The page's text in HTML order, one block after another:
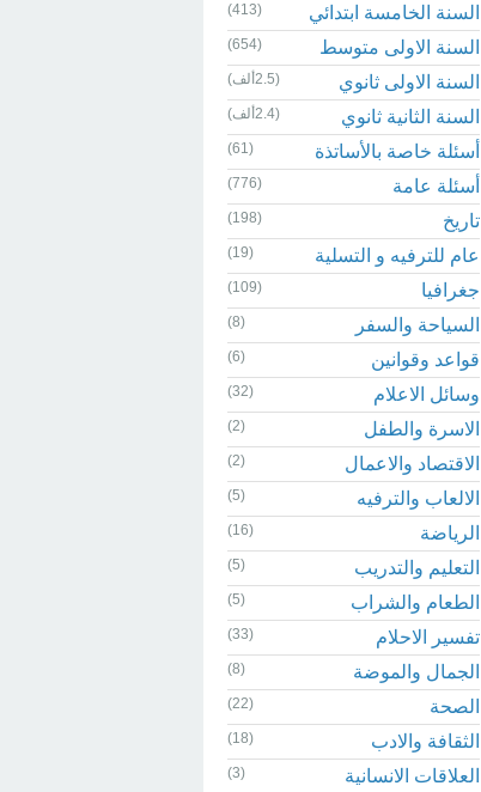
السنة الخامسة ابتدائي (413)
السنة الاولى متوسط (654)
السنة الاولى ثانوي (2.5ألف)
السنة الثانية ثانوي (2.4ألف)
أسئلة خاصة بالأساتذة (61)
أسئلة عامة (776)
تاريخ (198)
عام للترفيه و التسلية (19)
جغرافيا (109)
السياحة والسفر (8)
قواعد وقوانين (6)
وسائل الاعلام (32)
الاسرة والطفل (2)
الاقتصاد والاعمال (2)
الالعاب والترفيه (5)
الرياضة (16)
التعليم والتدريب (5)
الطعام والشراب (5)
تفسير الاحلام (33)
الجمال والموضة (8)
الصحة (22)
الثقافة والادب (18)
العلاقات الانسانية (3)